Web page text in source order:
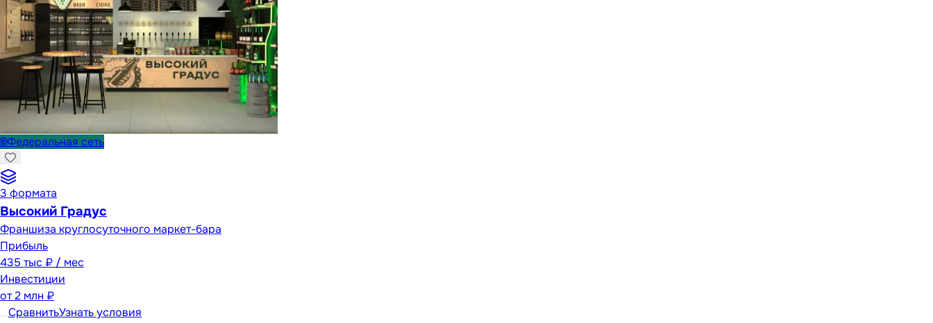
🌐Федеральная сеть
3 формата
Высокий Градус
Франшиза круглосуточного маркет-бара
Прибыль
435 тыс ₽ / мес
Инвестиции
от2 млн ₽
СравнитьУзнать условия